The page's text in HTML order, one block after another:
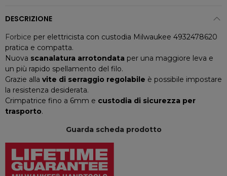
DESCRIZIONE
Forbice per elettricista con custodia Milwaukee 4932478620
pratica e compatta.
Nuova scanalatura arrotondata per una maggiore leva e
un più rapido spellamento del filo.
Grazie alla vite di serraggio regolabile è possibile impostare
la resistenza desiderata.
Crimpatrice fino a 6mm e custodia di sicurezza per
trasporto.
Guarda scheda prodotto